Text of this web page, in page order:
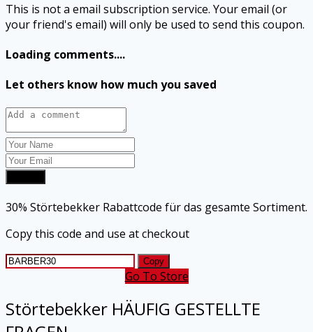
This is not a email subscription service. Your email (or
your friend's email) will only be used to send this coupon.
Loading comments....
Let others know how much you saved
30% Störtebekker Rabattcode für das gesamte Sortiment.
Copy this code and use at checkout
Copy
Go To Store
Störtebekker HÄUFIG GESTELLTE